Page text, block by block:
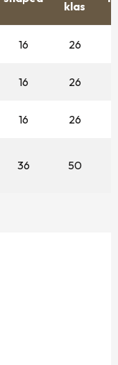
klas
16 26
16 26
16 26
36 50